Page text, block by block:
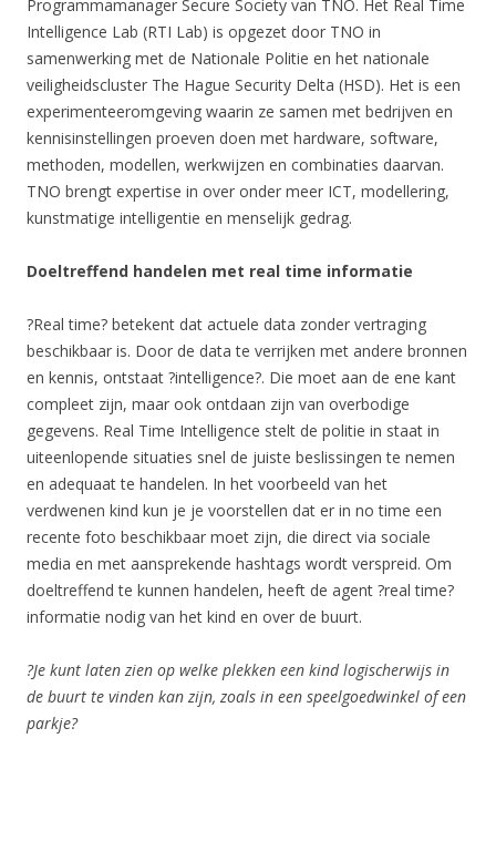
Programmamanager Secure Society van TNO. Het Real Time
Intelligence Lab (RTI Lab) is opgezet door TNO in
samenwerking met de Nationale Politie en het nationale
veiligheidscluster The Hague Security Delta (HSD). Het is een
experimenteeromgeving waarin ze samen met bedrijven en
kennisinstellingen proeven doen met hardware, software,
methoden, modellen, werkwijzen en combinaties daarvan.
TNO brengt expertise in over onder meer ICT, modellering,
kunstmatige intelligentie en menselijk gedrag.
Doeltreffend handelen met real time informatie
?Real time? betekent dat actuele data zonder vertraging
beschikbaar is. Door de data te verrijken met andere bronnen
en kennis, ontstaat ?intelligence?. Die moet aan de ene kant
compleet zijn, maar ook ontdaan zijn van overbodige
gegevens. Real Time Intelligence stelt de politie in staat in
uiteenlopende situaties snel de juiste beslissingen te nemen
en adequaat te handelen. In het voorbeeld van het
verdwenen kind kun je je voorstellen dat er in no time een
recente foto beschikbaar moet zijn, die direct via sociale
media en met aansprekende hashtags wordt verspreid. Om
doeltreffend te kunnen handelen, heeft de agent ?real time?
informatie nodig van het kind en over de buurt.
?Je kunt laten zien op welke plekken een kind logischerwijs in
de buurt te vinden kan zijn, zoals in een speelgoedwinkel of een
parkje?